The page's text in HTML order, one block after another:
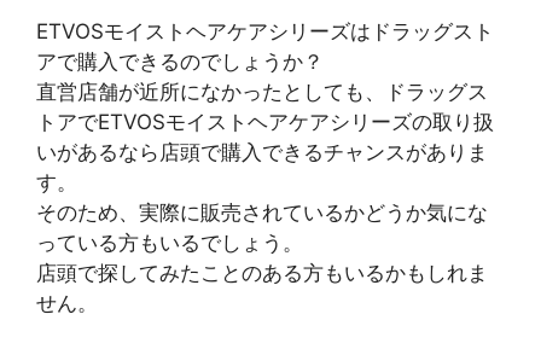
ETVOSモイストヘアケアシリーズはドラッグスト
アで購入できるのでしょうか？
直営店舗が近所になかったとしても、ドラッグス
トアでETVOSモイストヘアケアシリーズの取り扱
いがあるなら店頭で購入できるチャンスがありま
す。
そのため、実際に販売されているかどうか気にな
っている方もいるでしょう。
店頭で探してみたことのある方もいるかもしれま
せん。